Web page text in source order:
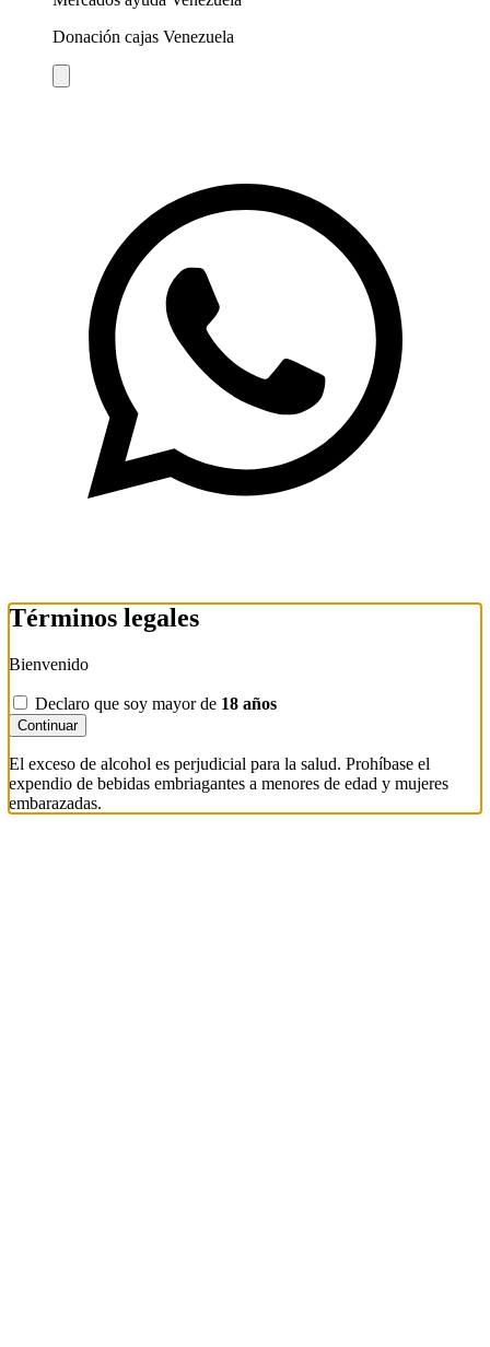
Donación cajas Venezuela
Términos legales
Bienvenido
Declaro que soy mayor de 18 años
Continuar
El exceso de alcohol es perjudicial para la salud. Prohíbase el
expendio de bebidas embriagantes a menores de edad y mujeres
embarazadas.